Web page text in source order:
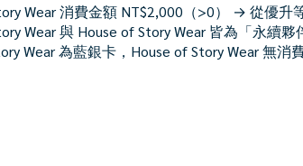
Wear 消費金額 NT$2,000（>0） → 從優升
Wear 與 House of Story Wear 皆為「永續
Wear 為藍銀卡，House of Story Wear 無